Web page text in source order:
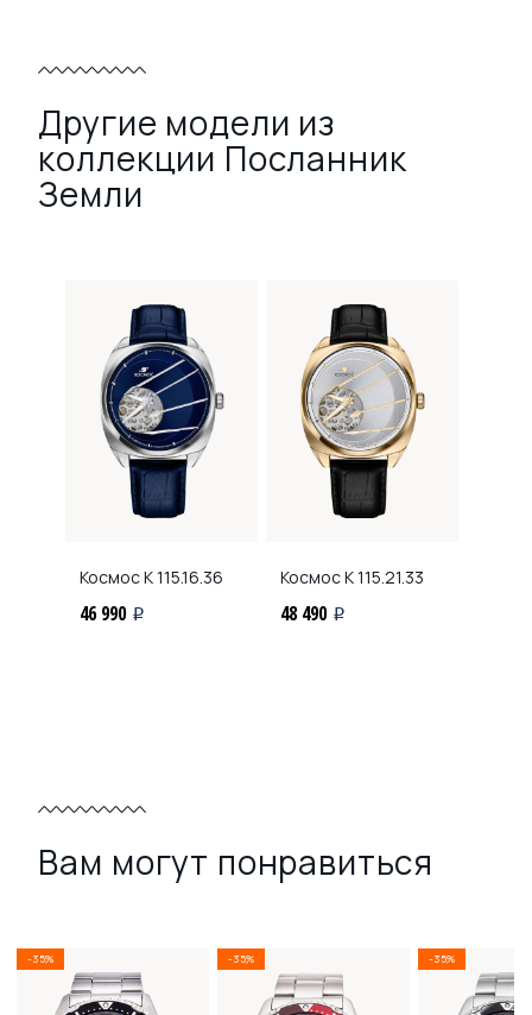
Другие модели из
коллекции Посланник
Земли
КосмосK 115.16.36
46 990 i
КосмосK 115.21.33
48 490 i
Вам могут понравиться
-35% -35% -35%